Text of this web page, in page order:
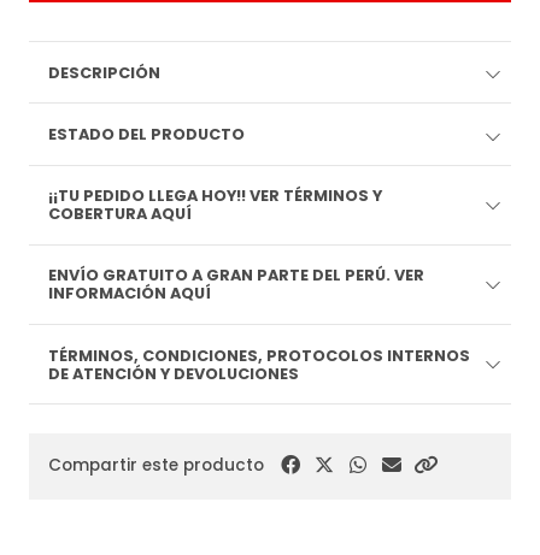
DESCRIPCIÓN
ESTADO DEL PRODUCTO
¡¡TU PEDIDO LLEGA HOY!! VER TÉRMINOS Y
COBERTURA AQUÍ
ENVÍO GRATUITO A GRAN PARTE DEL PERÚ. VER
INFORMACIÓN AQUÍ
TÉRMINOS, CONDICIONES, PROTOCOLOS INTERNOS
DE ATENCIÓN Y DEVOLUCIONES
Compartir este producto